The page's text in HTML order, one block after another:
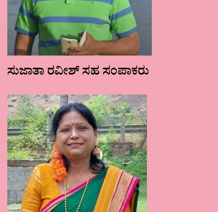
ಸುಜಾತಾ ರವೀಶ್ ಸಹ ಸಂಪಾಕರು